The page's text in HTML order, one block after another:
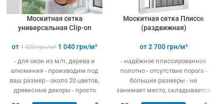
Москитная сетка
универсальная Clip-on
от 1 520грн/м² 1 040грн/м²
- для окон из м/п, дерева и
алюминия - производим под
ваш размер - около 20 цветов,
древесные декоры - просто
Москитная сетка Плиссе
(раздвижная)
от 2 700грн/м²
- надёжное плиссированное
полотно - отсутствие порога -
большие размеры - не
занимает место, складывается